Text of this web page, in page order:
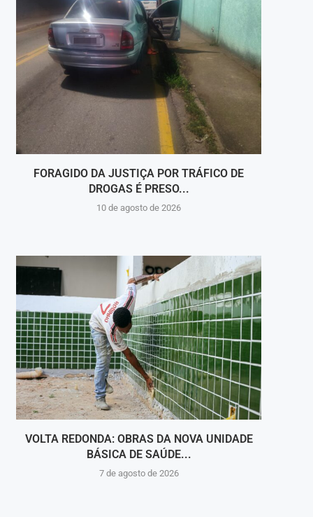
FORAGIDO DA JUSTIÇA POR TRÁFICO DE
DROGAS É PRESO...
10 de agosto de 2026
VOLTA REDONDA: OBRAS DA NOVA UNIDADE
BÁSICA DE SAÚDE...
7 de agosto de 2026